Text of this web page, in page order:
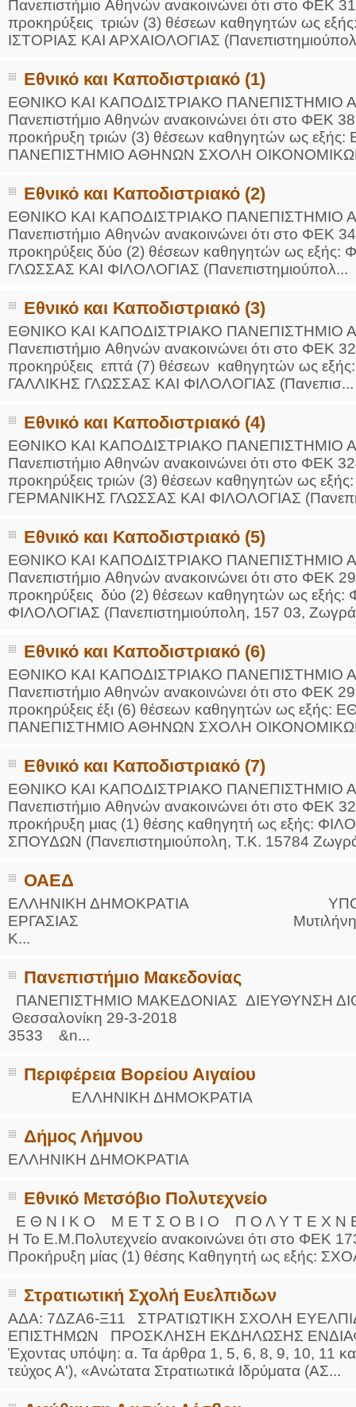
Πανεπιστήμιο Aθηνών ανακοινώνει ότι στο ΦEK
προκηρύξεις τριών (3) θέσεων καθηγητών ως
ΙΣΤΟΡΙΑΣ ΚΑΙ ΑΡΧΑΙΟΛΟΓΙΑΣ
Εθνικό και Καποδιστριακό (1)
ΕΘΝΙΚΟ ΚΑΙ ΚΑΠΟΔΙΣΤΡΙΑΚΟ
Πανεπιστήμιο Αθηνών ανακοινώνει ότι στο ΦΕΚ
προκήρυξη τριών (3) θέσεων καθηγητών ως
ΠΑΝΕΠΙΣΤΗΜΙΟ ΑΘΗΝΩΝ ΣΧΟΛΗ
Εθνικό και Καποδιστριακό (2)
ΕΘΝΙΚΟ ΚΑΙ ΚΑΠΟΔΙΣΤΡΙΑΚΟ
Πανεπιστήμιο Aθηνών ανακοινώνει ότι στο ΦΕΚ
προκηρύξεις δύο (2) θέσεων καθηγητών ως
ΓΛΩΣΣΑΣ ΚΑΙ ΦΙΛΟΛΟΓΙΑΣ (Πανεπιστημιούπολ...
Εθνικό και Καποδιστριακό (3)
ΕΘΝΙΚΟ ΚΑΙ ΚΑΠΟΔΙΣΤΡΙΑΚΟ
Πανεπιστήμιο Aθηνών ανακοινώνει ότι στο ΦEK
προκηρύξεις επτά (7) θέσεων καθηγητών ως
ΓΑΛΛΙΚΗΣ ΓΛΩΣΣΑΣ ΚΑΙ ΦΙΛΟΛΟΓΙΑΣ (Πανεπισ...
Εθνικό και Καποδιστριακό (4)
ΕΘΝΙΚΟ ΚΑΙ ΚΑΠΟΔΙΣΤΡΙΑΚΟ
Πανεπιστήμιο Αθηνών ανακοινώνει ότι στο ΦΕΚ
προκηρύξεις τριών (3) θέσεων καθηγητών ως
ΓΕΡΜΑΝΙΚΗΣ ΓΛΩΣΣΑΣ ΚΑΙ ΦΙΛΟΛΟΓΙΑΣ
Εθνικό και Καποδιστριακό (5)
ΕΘΝΙΚΟ ΚΑΙ ΚΑΠΟΔΙΣΤΡΙΑΚΟ
Πανεπιστήμιο Aθηνών ανακοινώνει ότι στο ΦEK
προκηρύξεις δύο (2) θέσεων καθηγητών ως
ΦΙΛΟΛΟΓΙΑΣ (Πανεπιστημιούπολη, 157 03,
Εθνικό και Καποδιστριακό (6)
ΕΘΝΙΚΟ ΚΑΙ ΚΑΠΟΔΙΣΤΡΙΑΚΟ
Πανεπιστήμιο Αθηνών ανακοινώνει ότι στο ΦΕΚ
προκηρύξεις έξι (6) θέσεων καθηγητών ως
ΠΑΝΕΠΙΣΤΗΜΙΟ ΑΘΗΝΩΝ ΣΧΟΛΗ
Εθνικό και Καποδιστριακό (7)
ΕΘΝΙΚΟ ΚΑΙ ΚΑΠΟΔΙΣΤΡΙΑΚΟ
Πανεπιστήμιο Aθηνών ανακοινώνει ότι στο ΦΕΚ
προκήρυξη μιας (1) θέσης καθηγητή ως εξής:
ΣΠΟΥΔΩΝ (Πανεπιστημιούπολη, Τ.Κ. 15784
ΟΑΕΔ
ΕΛΛΗΝΙΚΗ ΔΗΜΟΚΡΑΤΙΑ
ΕΡΓΑΣΙΑΣ Μυτιλήνη 19/4/2018
Κ...
Πανεπιστήμιο Μακεδονίας
ΠΑΝΕΠΙΣΤΗΜΙΟ ΜΑΚΕΔΟΝΙΑΣ ΔΙΕΥΘΥΝΣΗ
Θεσσαλονίκη 29-3-
3533 &n...
Περιφέρεια Βορείου Αιγαίου
ΕΛΛΗΝΙΚΗ ΔΗΜΟΚΡΑΤΙΑ
Δήμος Λήμνου
ΕΛΛΗΝΙΚΗ ΔΗΜΟΚΡΑΤΙΑ
Εθνικό Μετσόβιο Πολυτεχνείο
Ε Θ Ν Ι Κ Ο Μ Ε Τ Σ Ο Β Ι Ο Π Ο Λ Υ Τ Ε Χ Ν Ε
Η Το Ε.Μ.Πολυτεχνείο ανακοινώνει ότι στο ΦΕΚ
Προκήρυξη μίας (1) θέσης Καθηγητή ως εξής:
Στρατιωτική Σχολή Ευελπιδων
ΑΔΑ: 7ΔΖΑ6-Ξ11 ΣΤΡΑΤΙΩΤΙΚΗ ΣΧΟΛΗ
ΕΠΙΣΤΗΜΩΝ ΠΡΟΣΚΛΗΣΗ ΕΚΔΗΛΩΣΗΣ
Έχοντας υπόψη: α. Τα άρθρα 1, 5, 6, 8, 9, 10, 11
τεύχος Α'), «Ανώτατα Στρατιωτικά Ιδρύματα (ΑΣ...